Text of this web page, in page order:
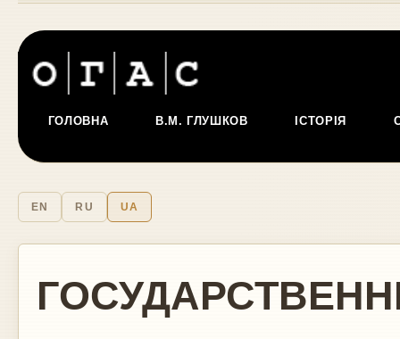
ГОЛОВНА В.М. ГЛУШКОВ ІСТОРІЯ
EN RU UA